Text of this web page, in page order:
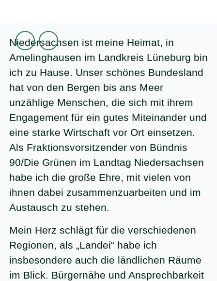
Suche
Niedersachsen ist meine Heimat, in
Amelinghausen im Landkreis Lüneburg bin
ich zu Hause. Unser schönes Bundesland
hat von den Bergen bis ans Meer
unzählige Menschen, die sich mit ihrem
Engagement für ein gutes Miteinander und
eine starke Wirtschaft vor Ort einsetzen.
Als Fraktionsvorsitzender von Bündnis
90/Die Grünen im Landtag Niedersachsen
habe ich die große Ehre, mit vielen von
ihnen dabei zusammenzuarbeiten und im
Austausch zu stehen.
Mein Herz schlägt für die verschiedenen
Regionen, als „Landei“ habe ich
insbesondere auch die ländlichen Räume
im Blick. Bürgernähe und Ansprechbarkeit